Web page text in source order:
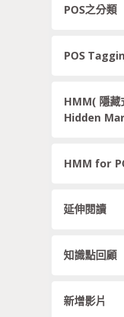
POS之分類
POS
HMM( 隱藏
Hidden
HMM for
延伸閱讀
知識點回顧
新增影片